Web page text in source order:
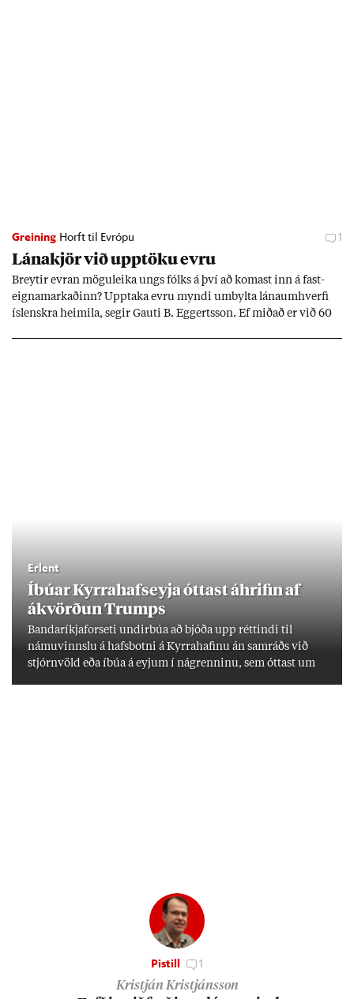
Greining Horft til Evrópu 1
Lána­kjör við upp­töku evru
Breyt­ir evr­an mögu­leika ungs fólks á því að kom­ast inn á fast­
eigna­mark­að­inn? Upp­taka evru myndi um­bylta lánaum­hverfi
ís­lenskra heim­ila, seg­ir Gauti B. Eggerts­son. Ef mið­að er við 60
Erlent
Íbú­ar Kyrra­hafs­eyja ótt­ast áhrif­in af
ákvörð­un Trumps
Banda­ríkja­for­seti und­ir­búa að bjóða upp rétt­indi til
námu­vinnslu á hafs­botni á Kyrra­haf­inu án sam­ráðs við
stjórn­völd eða íbúa á eyj­um í ná­grenn­inu, sem ótt­ast um
lífs­við­ur­væri sitt og um­hverfi.
Pistill 1
Kristján Kristjánsson